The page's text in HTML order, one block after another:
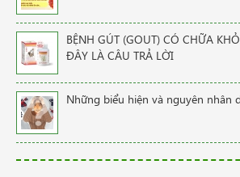
BỆNH GÚT (GOUT) CÓ CHỮA
ĐÂY LÀ CÂU TRẢ LỜI
Những biểu hiện và nguyên nhân